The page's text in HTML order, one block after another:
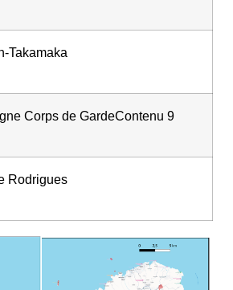
Takamaka
Corps de GardeContenu 9
Rodrigues